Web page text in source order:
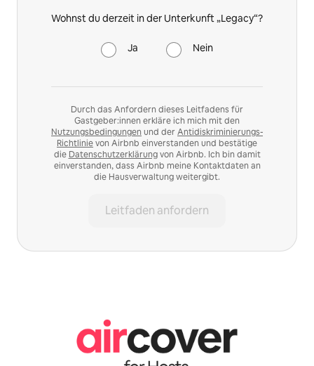
Wohnst du derzeit in der Unterkunft „Legacy“?
Ja Nein
Durch das Anfordern dieses Leitfadens für
Gastgeber:innen erkläre ich mich mit den
Nutzungsbedingungen und der Antidiskriminierungs-
Richtlinievon Airbnb einverstanden und bestätige
die Datenschutzerklärungvon Airbnb. Ich bin damit
einverstanden, dass Airbnb meine Kontaktdaten an
die Hausverwaltung weitergibt.
Leitfaden anfordern